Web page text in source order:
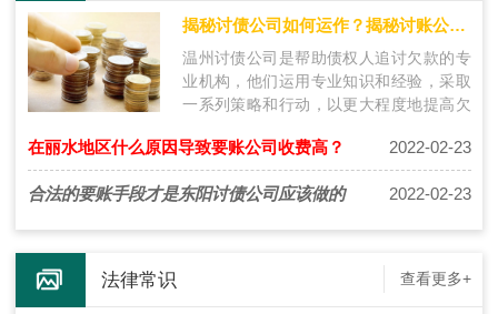
揭秘讨债公司如何运作？揭秘讨账公司的工作流程
温州讨债公司是帮助债权人追讨欠款的专
业机构，他们运用专业知识和经验，采取
一系列策略和行动，以更大程度地提高欠
程…
在丽水地区什么原因导致要账公司收费高？ 2022-02-23
合法的要账手段才是东阳讨债公司应该做的 2022-02-23
法律常识 查看更多+